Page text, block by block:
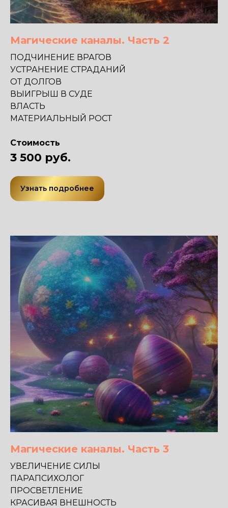
Магические каналы. Часть 2
ПОДЧИНЕНИЕ ВРАГОВ
УСТРАНЕНИЕ СТРАДАНИЙ
ОТ ДОЛГОВ
ВЫИГРЫШ В СУДЕ
ВЛАСТЬ
МАТЕРИАЛЬНЫЙ РОСТ
Стоимость
3 500 руб.
Узнать подробнее
Магические каналы. Часть 3
УВЕЛИЧЕНИЕ СИЛЫ
ПАРАПСИХОЛОГ
ПРОСВЕТЛЕНИЕ
КРАСИВАЯ ВНЕШНОСТЬ